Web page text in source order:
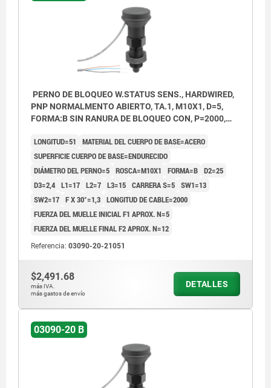
Forma A: sin ranura de bloqueo, sin
Forma B: sin ranura de bloqueo, con
contratuerca
Forma C: sin ranura de bloqueo, con
contratuerca
Forma D: con ranura de bloqueo, con
PERNO DE BLOQUEO W.STATUS SENS., HARDWIRED,
PNP NORMALMENTO ABIERTO, TA.1, M10X1, D=5,
FORMA:B SIN RANURA DE BLOQUEO CON, P=2000,
ANTRACITA RAL7021
LONGITUD=51
MATERIAL DEL CUERPO DE BASE=ACERO
SUPERFICIE CUERPO DE BASE=ENDURECIDO
DIÁMETRO DEL PERNO=5 ROSCA=M10X1 FORMA=B D2=25
D3=2,4 L1=17 L2=7 L3=15 CARRERA S=5 SW1=13
SW2=17 F X 30°=1,3 LONGITUD DE CABLE=2000
FUERZA DEL MUELLE INICIAL F1 APROX. N=5
FUERZA DEL MUELLE FINAL F2 APROX. N=12
Referencia: 03090-20-21051
$2,491.68
más IVA.
más gastos de envío
DETALLES
03090-20 B